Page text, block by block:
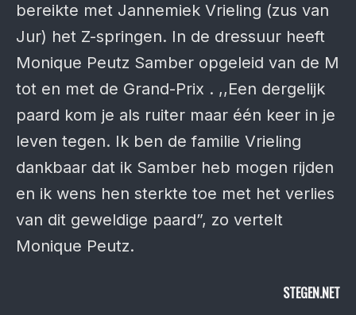
bereikte met Jannemiek Vrieling (zus van
Jur) het Z-springen. In de dressuur heeft
Monique Peutz Samber opgeleid van de M
tot en met de Grand-Prix . ,,Een dergelijk
paard kom je als ruiter maar één keer in je
leven tegen. Ik ben de familie Vrieling
dankbaar dat ik Samber heb mogen rijden
en ik wens hen sterkte toe met het verlies
van dit geweldige paard”, zo vertelt
Monique Peutz.
STEGEN.NET